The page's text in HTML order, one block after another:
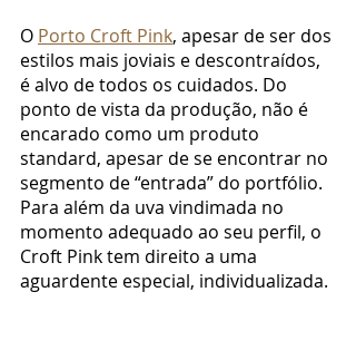
O Porto Croft Pink, apesar de ser dos
estilos mais joviais e descontraídos,
é alvo de todos os cuidados. Do
ponto de vista da produção, não é
encarado como um produto
standard, apesar de se encontrar no
segmento de “entrada” do portfólio.
Para além da uva vindimada no
momento adequado ao seu perfil, o
Croft Pink tem direito a uma
aguardente especial, individualizada.